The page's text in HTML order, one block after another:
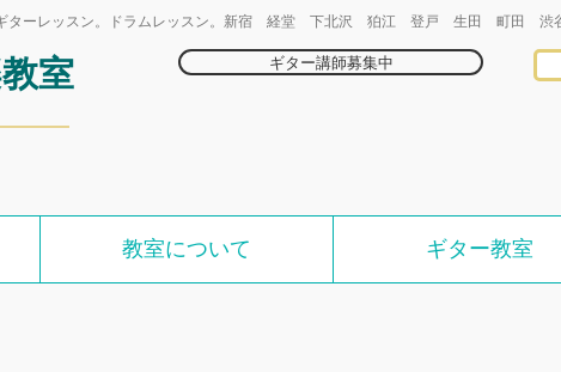
ギターレッスン。ドラムレッスン。新宿 経堂 下北沢 狛江 登戸 生田 町田 渋
室 ギター講師募集中
教室について ギター教室